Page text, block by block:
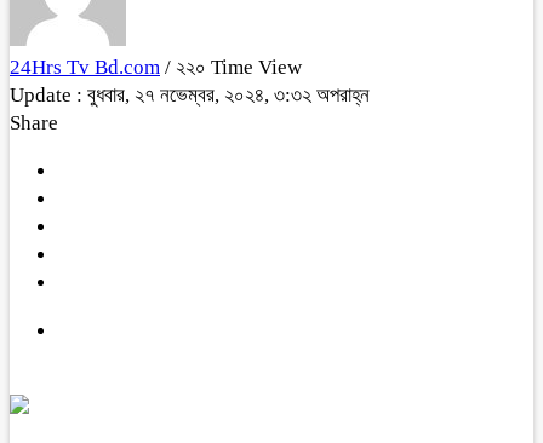
24Hrs Tv Bd.com / ২২০ Time View
Update : বুধবার, ২৭ নভেম্বর, ২০২৪, ৩:৩২ অপরাহ্ন
Share